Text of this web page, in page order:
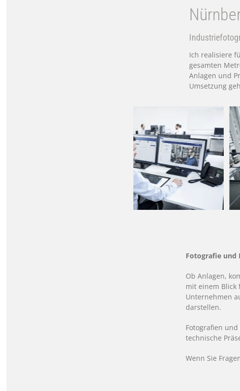
Ich realisiere
gesamten
Anlagen und
Umsetzung
Fotografie und
Ob Anlagen,
mit einem Blick
Unternehmen
darstellen.
Fotografien
technische
Wenn Sie